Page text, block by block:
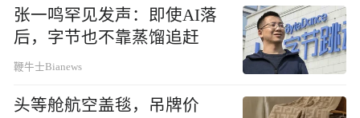
张一鸣罕见发声：即使AI落
后，字节也不靠蒸馏追赶
鞭牛士Bianews
头等舱航空盖毯，吊牌价